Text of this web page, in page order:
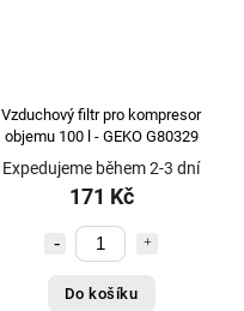
Vzduchový filtr pro kompresor
objemu 100 l - GEKO G80329
Expedujeme během 2-3 dní
171 Kč
Do košíku